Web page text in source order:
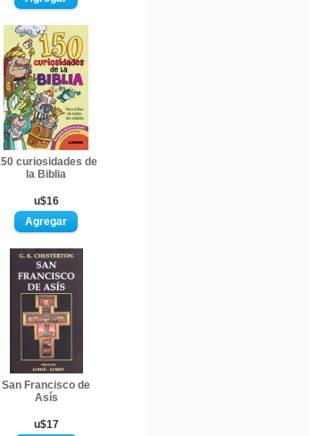
curiosidades de
la Biblia
u$16
San Francisco de
Asís
u$17